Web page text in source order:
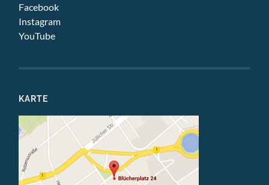
Facebook
Instagram
YouTube
KARTE